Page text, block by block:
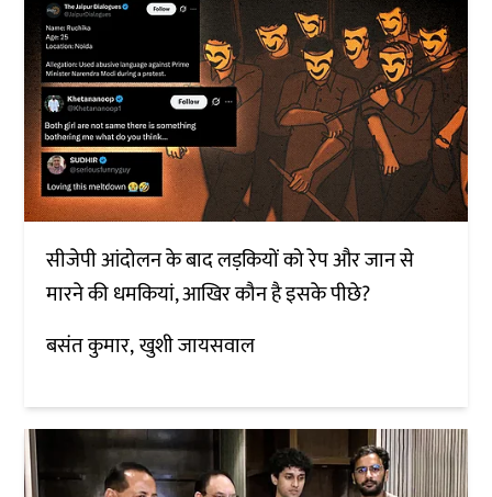
सीजेपी आंदोलन के बाद लड़कियों को रेप और जान से
मारने की धमकियां, आखिर कौन है इसके पीछे?
बसंत कुमार खुशी जायसवाल